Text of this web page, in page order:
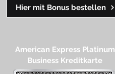
Hier mit Bonus bestellen
American Express Platinum
Business Kreditkarte​